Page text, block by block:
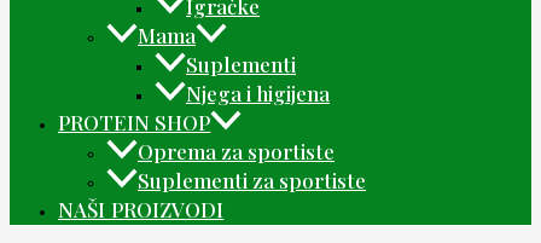
Igračke
Mama
Suplementi
Njega i higijena
PROTEIN SHOP
Oprema za sportiste
Suplementi za sportiste
NAŠI PROIZVODI